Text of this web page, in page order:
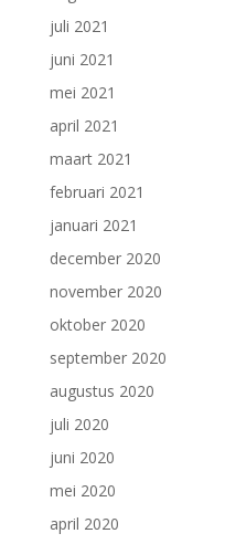
juli 2021
juni 2021
mei 2021
april 2021
maart 2021
februari 2021
januari 2021
december 2020
november 2020
oktober 2020
september 2020
augustus 2020
juli 2020
juni 2020
mei 2020
april 2020